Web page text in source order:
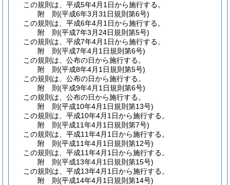
この規則は、平成5年4月1日から施行する。
附 則(平成6年3月31日規則第6号)
この規則は、平成6年4月1日から施行する。
附 則(平成7年3月24日規則第5号)
この規則は、平成7年4月1日から施行する。
附 則(平成7年4月1日規則第6号)
この規則は、公布の日から施行する。
附 則(平成8年4月1日規則第5号)
この規則は、公布の日から施行する。
附 則(平成9年4月1日規則第6号)
この規則は、公布の日から施行する。
附 則(平成10年4月1日規則第13号)
この規則は、平成10年4月1日から施行する。
附 則(平成11年4月1日規則第7号)
この規則は、平成11年4月1日から施行する。
附 則(平成11年4月1日規則第12号)
この規則は、平成11年4月1日から施行する。
附 則(平成13年4月1日規則第15号)
この規則は、平成13年4月1日から施行する。
附 則(平成14年4月1日規則第14号)